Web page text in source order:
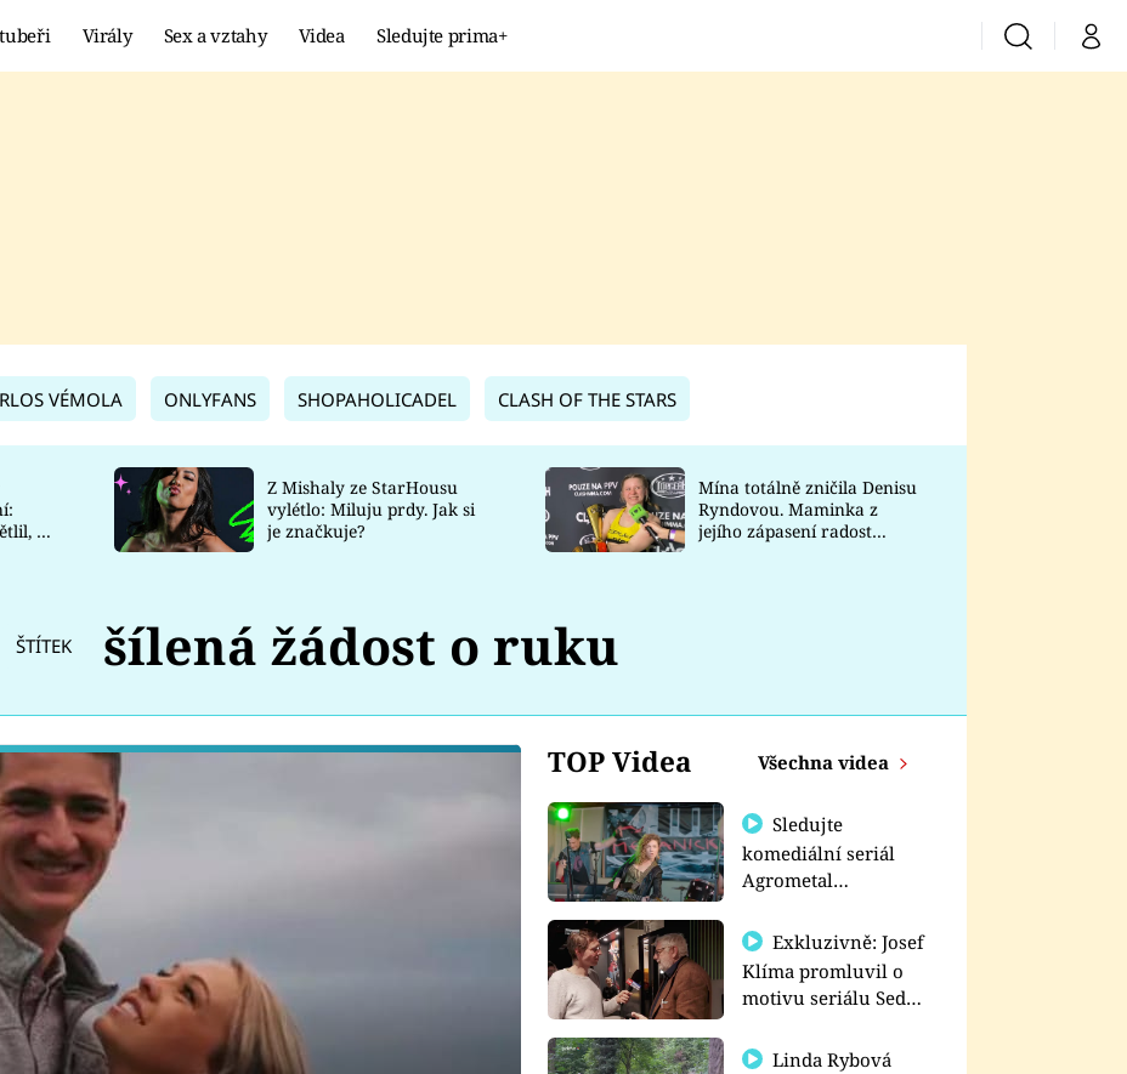
Virály Sex a vztahy Videa Sledujte prima+ VyhledáváníMůj
Prima Lajk
Sledujte nás
VÉMOLA ONLYFANS SHOPAHOLICADEL CLASH OF THE STARS
co
Z Mishaly ze StarHousu
vylétlo: Miluju prdy. Jak si
je značkuje?
Mína totálně zničila Denisu
Ryndovou. Maminka z
jejího zápasení radost
ŠTÍTEK šílená žádost o ruku
TOP Videa Všechna videa
Sledujte
komediální seriál
Agrometal
prima+
Exkluzivně: Josef
Klíma promluvil o
motivu seriálu Sedm
Linda Rybová